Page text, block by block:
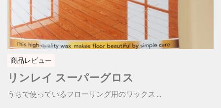
商品レビュー
リンレイ スーパーグロス
うちで使っているフローリング用のワックス ...